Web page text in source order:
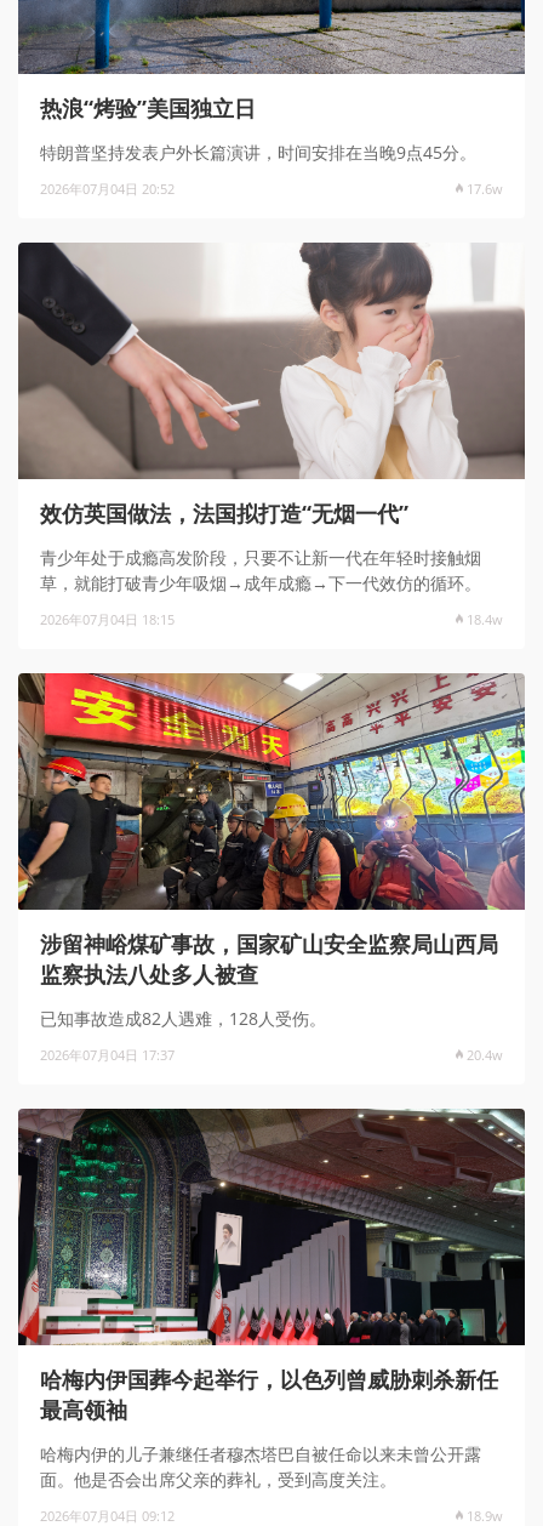
热浪“烤验”美国独立日
特朗普坚持发表户外长篇演讲，时间安排在当晚9点45分。
2026年07月04日 20:52 17.6w
效仿英国做法，法国拟打造“无烟一代”
青少年处于成瘾高发阶段，只要不让新一代在年轻时接触烟
草，就能打破青少年吸烟→成年成瘾→下一代效仿的循环。
2026年07月04日 18:15 18.4w
涉留神峪煤矿事故，国家矿山安全监察局山西局
监察执法八处多人被查
已知事故造成82人遇难，128人受伤。
2026年07月04日 17:37 20.4w
哈梅内伊国葬今起举行，以色列曾威胁刺杀新任
最高领袖
哈梅内伊的儿子兼继任者穆杰塔巴自被任命以来未曾公开露
面。他是否会出席父亲的葬礼，受到高度关注。
2026年07月04日 09:12 18.9w